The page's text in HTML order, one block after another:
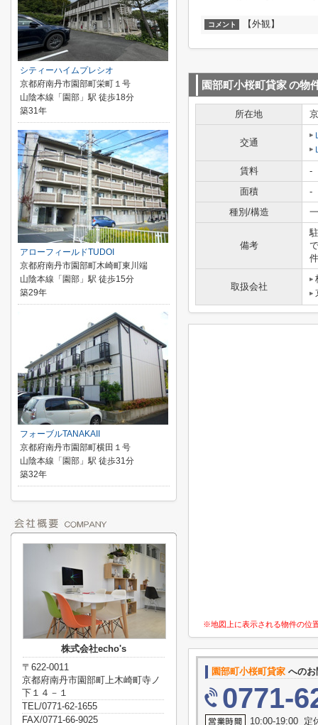
コメント 【外観】
園部町小桜町貸家の物
所在地
交通
賃料
-
面積
-
種別/構造
備考
取扱会社
※地図上に表示される物件の位
園部町小桜町貸家 への
0771-
10:00-19:00 定
シティーハイムプレシオ
京都府南丹市園部町栄町１号
山陰本線「園部」駅 徒歩18分
築31年
アローフィールドTUDOI
京都府南丹市園部町木崎町東川端
山陰本線「園部」駅 徒歩15分
築29年
フォーブルTANAKAII
京都府南丹市園部町横田１号
山陰本線「園部」駅 徒歩31分
築32年
株式会社echo's
〒622-0011
京都府南丹市園部町上木崎町寺ノ
下１４－１
TEL/0771-62-1655
FAX/0771-66-9025